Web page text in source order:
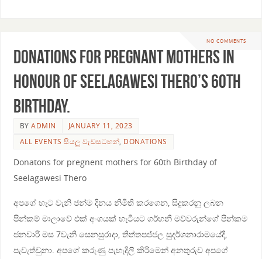
NO COMMENTS
Donations for pregnant mothers in
honour of Seelagawesi Thero’s 60th
birthday.
BYADMIN
JANUARY 11, 2023
ALL EVENTS සියලු වැඩසටහන්, DONATIONS
Donatons for pregnent mothers for 60th Birthday of
Seelagawesi Thero
අපගේ හැට වැනි ජන්ම දිනය නිමිති කරගෙන, සිදුකරනු ලබන
පින්කම් මාලාවේ එක් අංගයක් හැටියට ගර්භනී මව්වරුන්ගේ පින්කම
ජනවාරි මස 7වැනි සෙනසුරාදා, තිත්තපජ්ජල සුදර්ශනාරාමයේදී,
පැවැත්වුනා. අපගේ කරුණු පැහැදිලි කිරීමෙන් අනතුරුව අපගේ